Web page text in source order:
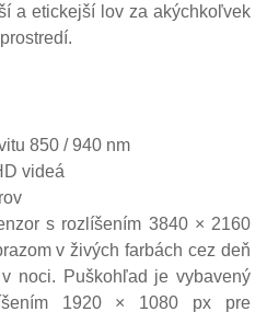
a etickejší lov za akýchkoľvek
850 / 940 nm
videá
s rozlíšením 3840 × 2160
v živých farbách cez deň
noci. Puškohľad je vybavený
1920 × 1080 px pre